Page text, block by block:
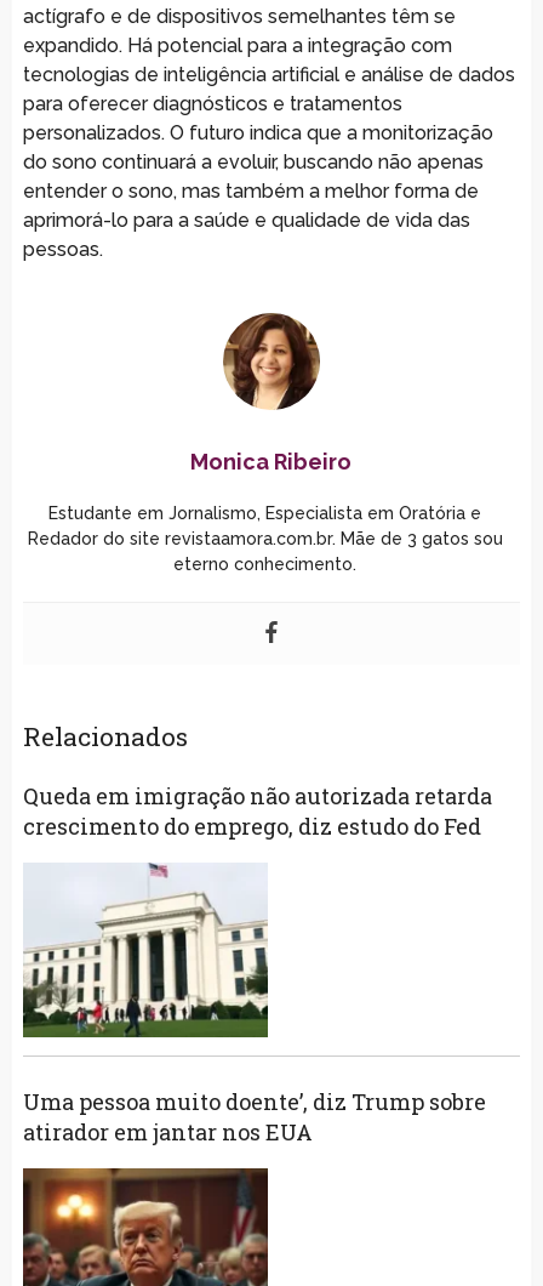
actígrafo e de dispositivos semelhantes têm se
expandido. Há potencial para a integração com
tecnologias de inteligência artificial e análise de dados
para oferecer diagnósticos e tratamentos
personalizados. O futuro indica que a monitorização
do sono continuará a evoluir, buscando não apenas
entender o sono, mas também a melhor forma de
aprimorá-lo para a saúde e qualidade de vida das
pessoas.
Monica Ribeiro
Estudante em Jornalismo, Especialista em Oratória e
Redador do site revistaamora.com.br. Mãe de 3 gatos sou
eterno conhecimento.
Relacionados
Queda em imigração não autorizada retarda
crescimento do emprego, diz estudo do Fed
Uma pessoa muito doente’, diz Trump sobre
atirador em jantar nos EUA